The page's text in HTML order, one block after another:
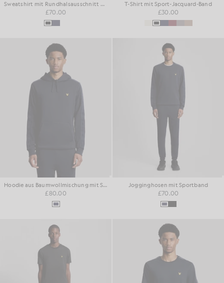
Sweatshirt mit Rundhalsausschnitt und Sportband-Motiv
£70.00
T-Shirt mit Sport-Jacquard-Band
£30.00
Hoodie aus Baumwollmischung mit Sport-Print
£80.00
Jogginghosen mit Sportband
£70.00